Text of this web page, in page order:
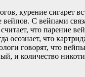
курение сигарет
вейпов. С вейпами
что парение
осознает, что
говорят, что
и количество